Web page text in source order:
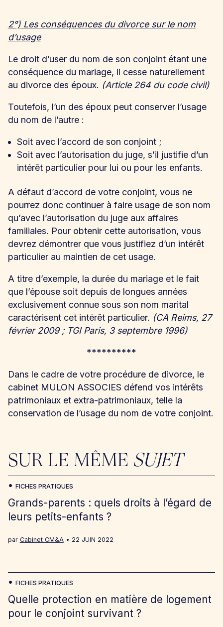
2°) Les conséquences du divorce sur le nom
d’usage
Le droit d’user du nom de son conjoint étant une
conséquence du mariage, il cesse naturellement
au divorce des époux. (Article 264 du code civil)
Toutefois, l’un des époux peut conserver l’usage
du nom de l’autre :
Soit avec l’accord de son conjoint ;
Soit avec l’autorisation du juge, s’il justifie d’un
intérêt particulier pour lui ou pour les enfants.
A défaut d’accord de votre conjoint, vous ne
pourrez donc continuer à faire usage de son nom
qu’avec l’autorisation du juge aux affaires
familiales. Pour obtenir cette autorisation, vous
devrez démontrer que vous justifiez d’un intérêt
particulier au maintien de cet usage.
A titre d’exemple, la durée du mariage et le fait
que l’épouse soit depuis de longues années
exclusivement connue sous son nom marital
caractérisent cet intérêt particulier. (CA Reims, 27
février 2009 ; TGI Paris, 3 septembre 1996)
**********
Dans le cadre de votre procédure de divorce, le
cabinet MULON ASSOCIES défend vos intérêts
patrimoniaux et extra-patrimoniaux, telle la
conservation de l’usage du nom de votre conjoint.
SUR LE MÊME SUJET
Grands-parents : quels droits à l’égard de
leurs petits-enfants ?
par Cabinet CM&A 22 JUIN 2022
FICHES PRATIQUES
Quelle protection en matière de logement
pour le conjoint survivant ?
FICHES PRATIQUES